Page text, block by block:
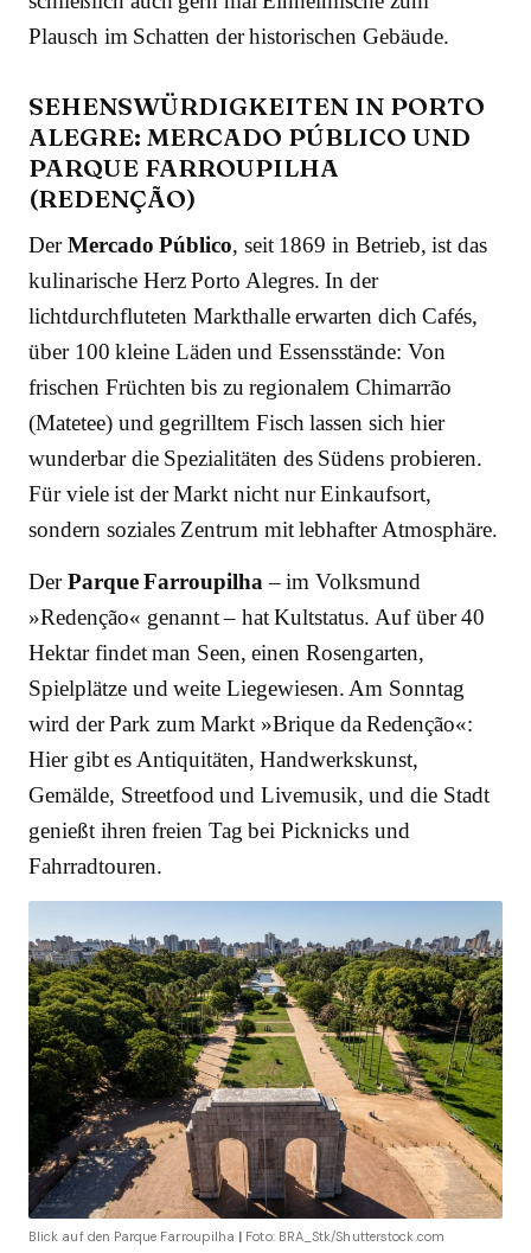
Plausch im Schatten der historischen Gebäude.
SEHENSWÜRDIGKEITEN IN PORTO
ALEGRE: MERCADO PÚBLICO UND
PARQUE FARROUPILHA
(REDENÇÃO)
DerMercado Público, seit 1869 in Betrieb, ist das
kulinarische Herz Porto Alegres. In der
lichtdurchfluteten Markthalle erwarten dich Cafés,
über 100 kleine Läden und Essensstände: Von
frischen Früchten bis zu regionalem Chimarrão
(Matetee) und gegrilltem Fisch lassen sich hier
wunderbar die Spezialitäten des Südens probieren.
Für viele ist der Markt nicht nur Einkaufsort,
sondern soziales Zentrum mit lebhafter Atmosphäre.
DerParque Farroupilha – im Volksmund
»Redenção« genannt – hat Kultstatus. Auf über 40
Hektar findet man Seen, einen Rosengarten,
Spielplätze und weite Liegewiesen. Am Sonntag
wird der Park zum Markt »Brique da Redenção«:
Hier gibt es Antiquitäten, Handwerkskunst,
Gemälde, Streetfood und Livemusik, und die Stadt
genießt ihren freien Tag bei Picknicks und
Fahrradtouren.
Blick auf den Parque Farroupilha | Foto: BRA_Stk/Shutterstock.com